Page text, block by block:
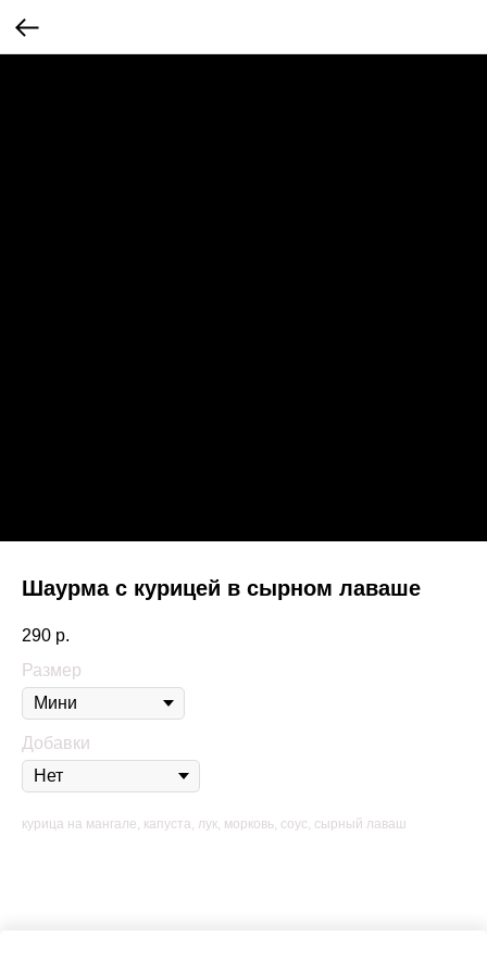
Шаурма с курицей в сырном лаваше
290 р.
Размер
Добавки
курица на мангале, капуста, лук, морковь, соус, сырный лаваш